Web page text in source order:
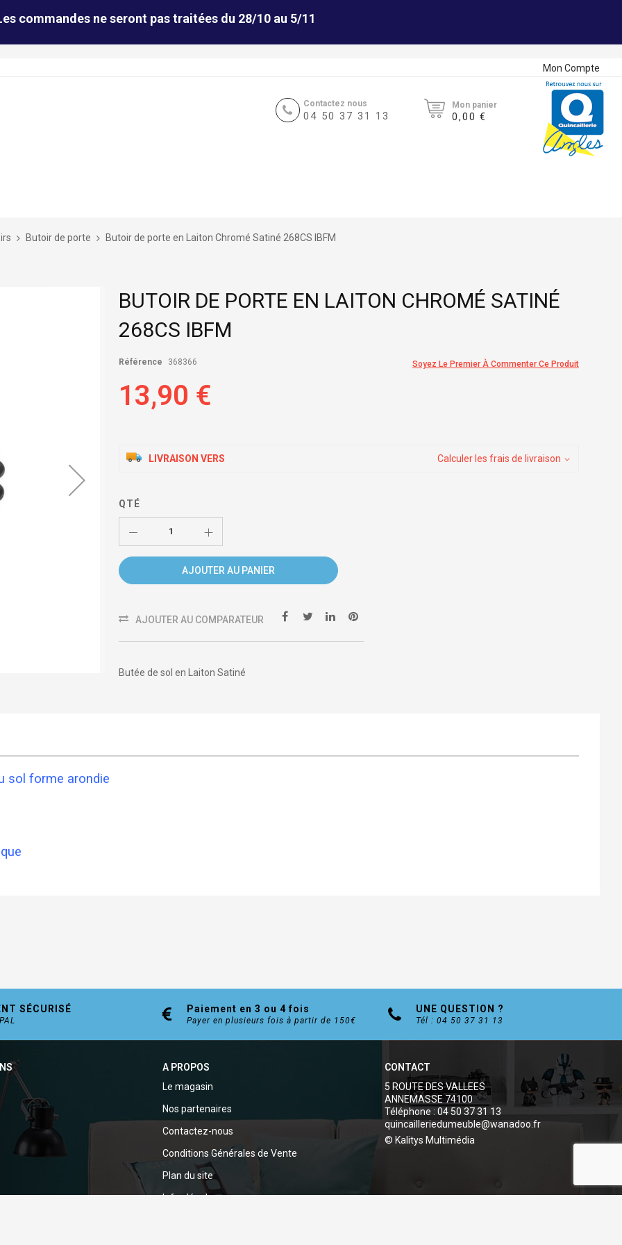
commandes ne seront pas traitées du 28/10 au 5/11
Mon Compte
Contactez nous
04 50 37 31 13
Mon panier
0,00 €
Butoir de porte Butoir de porte en Laiton Chromé Satiné 268CS IBFM
BUTOIR DE PORTE EN LAITON CHROMÉ SATINÉ
268CS IBFM
Soyez Le Premier À Commenter Ce Produit
Référence 368366
13,90 €
LIVRAISON VERS Calculer les frais de livraison
QTÉ
AJOUTER AU PANIER
AJOUTER AU COMPARATEUR
Butée de sol en Laiton Satiné
sol forme arondie
SÉCURISÉ Paiement en 3 ou 4 fois
Payer en plusieurs fois à partir de 150€
UNE QUESTION ?
Tél : 04 50 37 31 13
A PROPOS
Le magasin
Nos partenaires
Contactez-nous
Conditions Générales de Vente
Plan du site
Infos légales
CONTACT
5 ROUTE DES VALLEES
ANNEMASSE 74100
Téléphone : 04 50 37 31 13
quincailleriedumeuble@wanadoo.fr
© Kalitys Multimédia